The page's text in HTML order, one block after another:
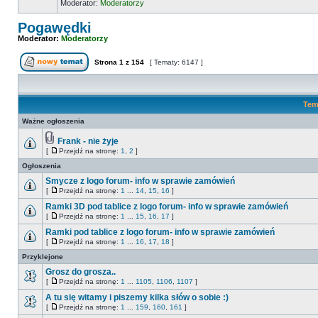
Moderator: Moderatorzy
Pogawędki
Moderator: Moderatorzy
Strona 1 z 154 [ Tematy: 6147 ]
Ważne ogłoszenia
Frank - nie żyje
[ Przejdź na stronę: 1 2 ]
Ogłoszenia
Smycze z logo forum- info w sprawie zamówień
[ Przejdź na stronę: 1 14 15 16 ]
Ramki 3D pod tablice z logo forum- info w sprawie zamówień
[ Przejdź na stronę: 1 15 16 17 ]
Ramki pod tablice z logo forum- info w sprawie zamówień
[ Przejdź na stronę: 1 16 17 18 ]
Przyklejone
Grosz do grosza..
[ Przejdź na stronę: 1 1105 1106 1107 ]
A tu się witamy i piszemy kilka słów o sobie :)
[ Przejdź na stronę: 1 159 160 161 ]